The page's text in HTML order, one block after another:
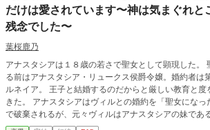
だけは愛されています〜神は気まぐれと
残念でした〜
葉桜鹿乃
アナスタシアは１８歳の若さで聖女として顕現した。 聖女・アナスタシアとな
る前はアナスタシア・リュークス侯爵令嬢。婚約者は
ルネイア。 王子と結婚するのだからと厳しい教育と度を超えた躾の中で育って
きた。 アナスタシアはヴィルとの婚約を「聖女にな
で破棄されるが、元々ヴィルはアナスタシアの妹であ
り、両親もそれを歓迎していた事を知る。 聖女となっ